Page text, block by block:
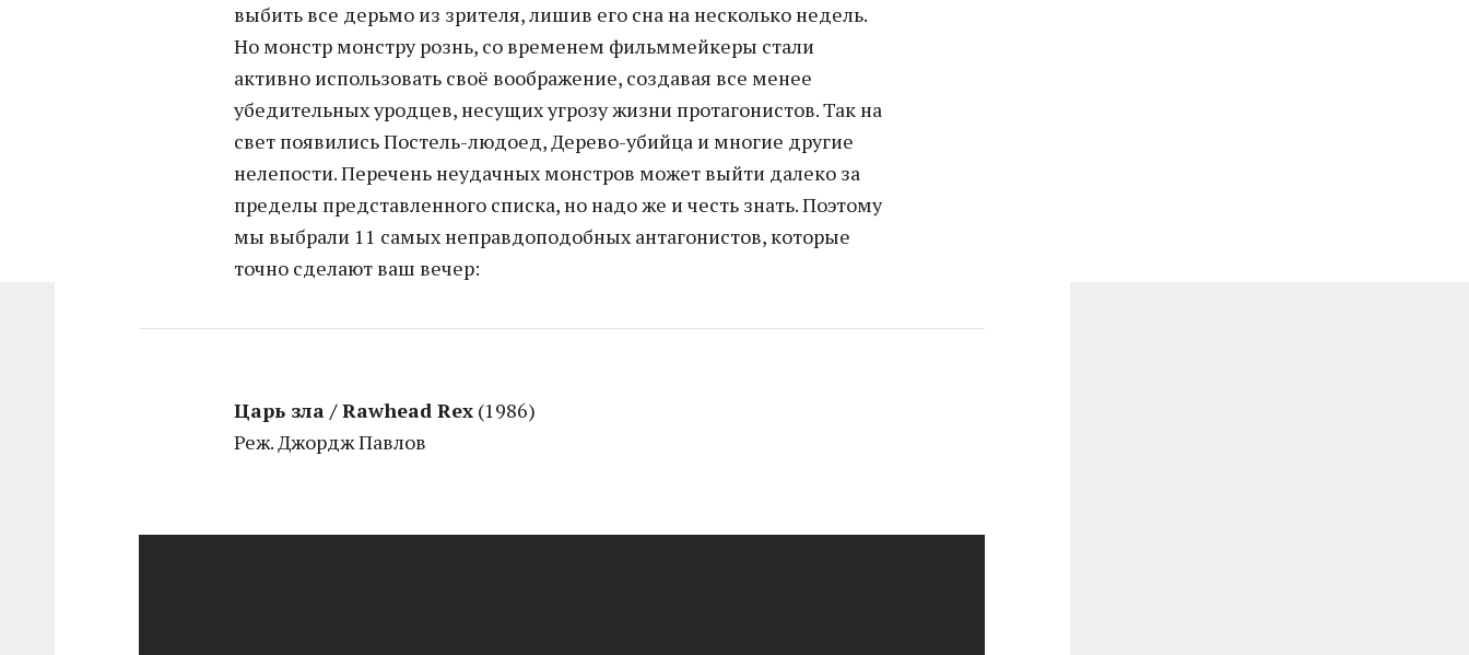
выбить все дерьмо из зрителя, лишив его сна на несколько недель.
Но монстр монстру рознь, со временем фильммейкеры стали
активно использовать своё воображение, создавая все менее
убедительных уродцев, несущих угрозу жизни протагонистов. Так на
свет появились Постель-людоед, Дерево-убийца и многие другие
нелепости. Перечень неудачных монстров может выйти далеко за
пределы представленного списка, но надо же и честь знать. Поэтому
мы выбрали 11 самых неправдоподобных антагонистов, которые
точно сделают ваш вечер:
Царь зла / Rawhead Rex (1986)
Реж. Джордж Павлов